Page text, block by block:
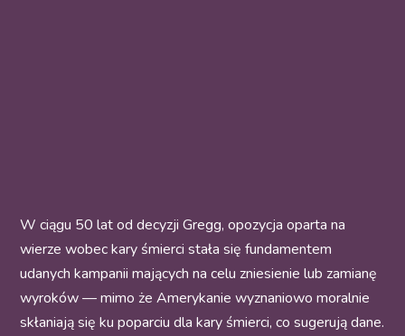
W ciągu 50 lat od decyzji Gregg, opozycja oparta na
wierze wobec kary śmierci stała się fundamentem
udanych kampanii mających na celu zniesienie lub zamianę
wyroków — mimo że Amerykanie wyznaniowo moralnie
skłaniają się ku poparciu dla kary śmierci, co sugerują dane.